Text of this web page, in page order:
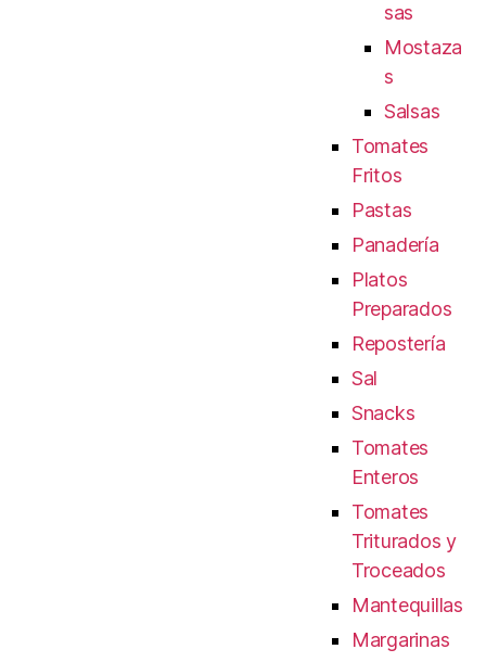
sas
Mostaza
s
Salsas
Tomates
Fritos
Pastas
Panadería
Platos
Preparados
Repostería
Sal
Snacks
Tomates
Enteros
Tomates
Triturados y
Troceados
Mantequillas
Margarinas